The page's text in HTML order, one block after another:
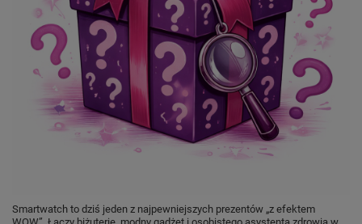
Smartwatch to dziś jeden z najpewniejszych prezentów „z efektem